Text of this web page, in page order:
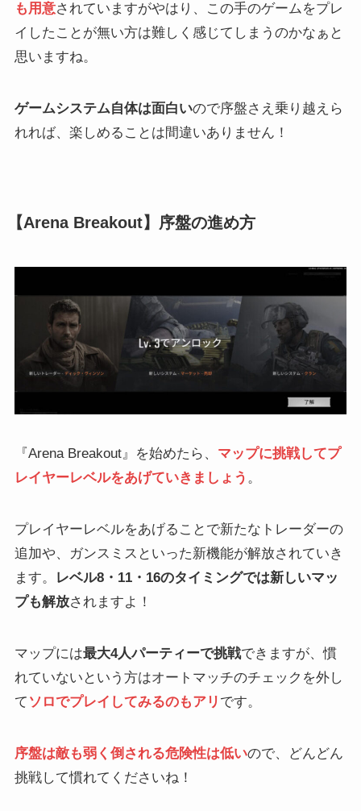
も用意されていますがやはり、この手のゲームをプレ
イしたことが無い方は難しく感じてしまうのかなぁと
思いますね。
ゲームシステム自体は面白いので序盤さえ乗り越えら
れれば、楽しめることは間違いありません！
【Arena Breakout】序盤の進め方
『Arena Breakout』を始めたら、 マップに挑戦してプ
レイヤーレベルをあげていきましょう 。
プレイヤーレベルをあげることで新たなトレーダーの
追加や、ガンスミスといった新機能が解放されていき
ます。
レベル8・11・16のタイミングでは新しいマッ
プも解放されますよ！
マップには最大4人パーティーで挑戦できますが、慣
れていないという方はオートマッチのチェックを外し
て ソロでプレイしてみるのもアリ です。
序盤は敵も弱く倒される危険性は低いので、どんどん
挑戦して慣れてくださいね！